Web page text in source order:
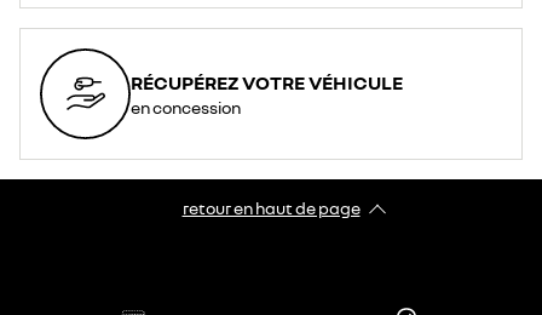
RÉCUPÉREZ VOTRE VÉHICULE
en concession
retour en haut de page​